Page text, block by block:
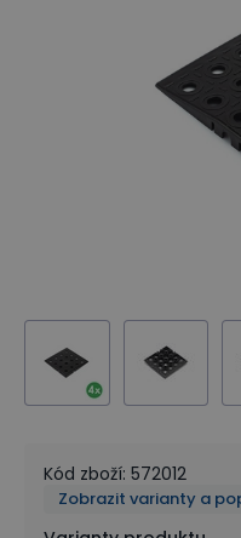
Kód zboží: 572012
Zobrazit varianty a